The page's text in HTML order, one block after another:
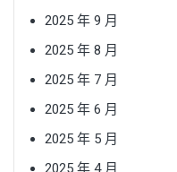
2025 年 9 月
2025 年 8 月
2025 年 7 月
2025 年 6 月
2025 年 5 月
2025 年 4 月